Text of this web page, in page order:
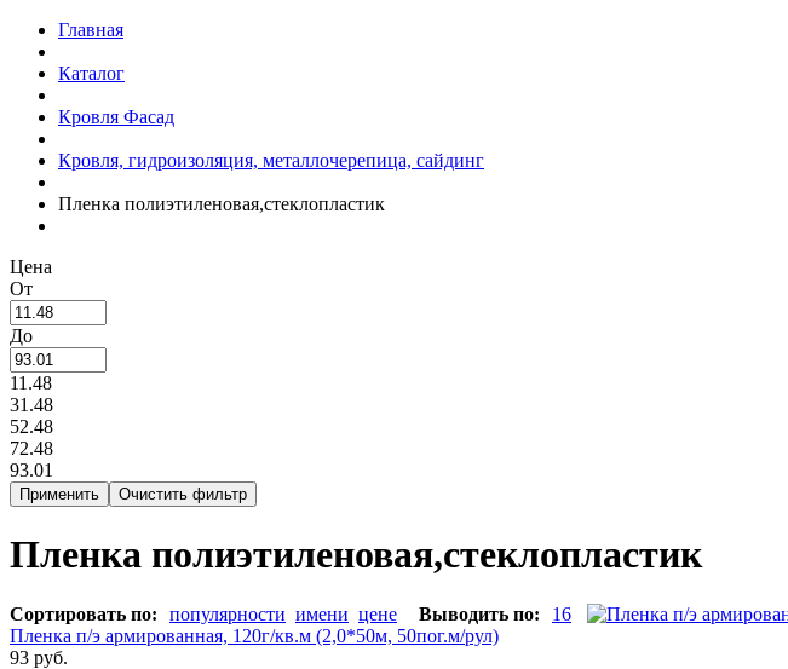
Главная
Каталог
Кровля Фасад
Кровля, гидроизоляция, металлочерепица, сайдинг
Пленка полиэтиленовая,стеклопластик
Цена
От
До
11.48
31.48
52.48
72.48
93.01
Пленка полиэтиленовая,стеклопластик
Сортировать по: популярности имени цене Выводить по:
16
Пленка п/э армированная, 120г/кв.м (2,0*50м, 50пог.м/рул)
93 руб.